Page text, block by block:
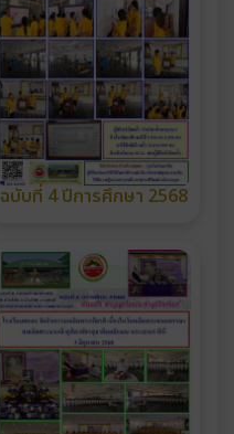
ฉบับที่ 4 ปีการศึกษา 2568